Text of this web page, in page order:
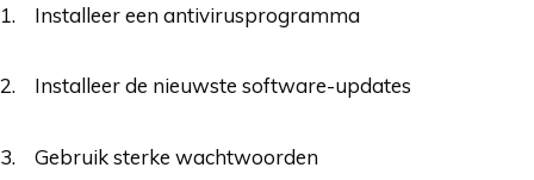
1. Installeer een antivirusprogramma
2. Installeer de nieuwste software-updates
3. Gebruik sterke wachtwoorden